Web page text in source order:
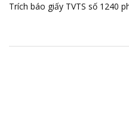
Trích báo giấy TVTS số 1240